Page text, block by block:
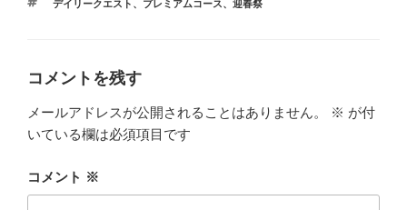
ゴ
タ
デイリークエスト 、 プレミアムコース、 迎春祭
コメントを残す
メールアドレスが公開されることはありません。 ※ が付
いている欄は必須項目です
コメント ※